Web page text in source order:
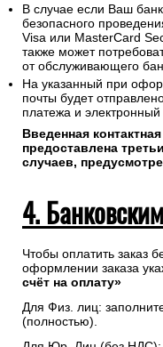
В случае если Ваш
безопасного
Visa или MasterCard
также может
от обслуживающего
На указанный при
почты будет
платежа и электронный
Введенная
предоставлена
случаев,
4.
Чтобы оплатить заказ
оформлении заказа
счёт на оплату»
Для Физ. лиц:
(полностью).